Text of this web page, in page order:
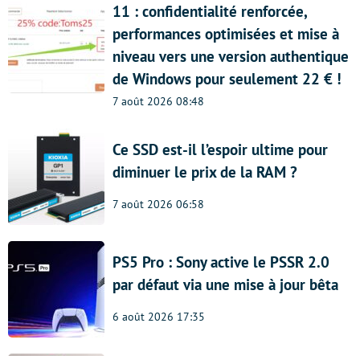
11 : confidentialité renforcée,
performances optimisées et mise à
niveau vers une version authentique
de Windows pour seulement 22 € !
7 août 2026 08:48
Ce SSD est-il l’espoir ultime pour
diminuer le prix de la RAM ?
7 août 2026 06:58
PS5 Pro : Sony active le PSSR 2.0
par défaut via une mise à jour bêta
6 août 2026 17:35